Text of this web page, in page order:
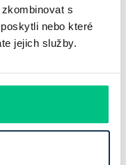
s
nebo které
jejich služby.
zdražuje
pokračuje v jejich
hypoteční sazby